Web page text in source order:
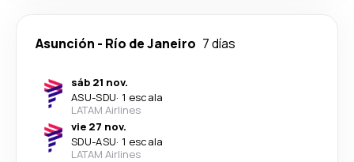
Asunción - Río de Janeiro 7 días
sáb 21 nov.
ASU-SDU· 1 escala
LATAM Airlines
vie 27 nov.
SDU-ASU· 1 escala
LATAM Airlines